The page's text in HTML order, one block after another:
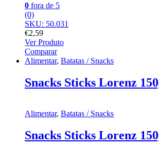
0 fora de 5
(0)
SKU: 50.031
€2,59
Ver Produto
Comparar
Alimentar, Batatas / Snacks
Snacks Sticks Lorenz
Alimentar, Batatas / Snacks
Snacks Sticks Lorenz